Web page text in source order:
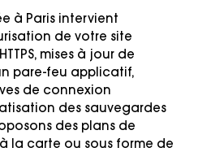
à Paris intervient
de votre site
mises à jour de
pare-feu applicatif,
de connexion
des sauvegardes
des plans de
la carte ou sous forme de